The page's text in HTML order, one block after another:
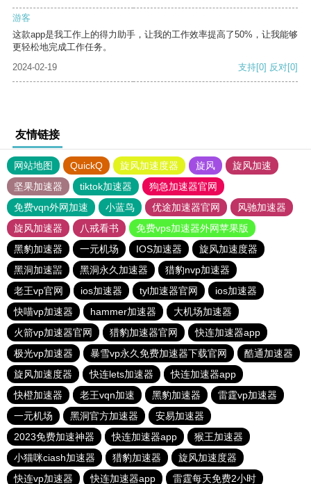
游客
这款app是我工作上的得力助手，让我的工作效率提高了50%，让我能够
更轻松地完成工作任务。
2024-02-19
支持[0] 反对[0]
友情链接
网站地图 QuickQ 旋风加速度器 旋风
旋风加速
坚果加速器
tiktok加速器
狗急加速器官网
免费vqn外网加速
小蓝鸟 优途加速器官网
风驰加速器
旋风加速器
八戒看书
免费vps加速器外网苹果版
黑豹加速器
一元机场 IOS加速器
旋风加速度器
黑洞加速噐
黑洞永久加速器
猎豹nvp加速器
老王vp官网
ios加速器 tyl加速器官网
ios加速器
快喵vp加速器
hammer加速器
大机场加速器
火箭vp加速器官网
猎豹加速器官网
快连加速器app
极光vp加速器
暴雪vp永久免费加速器下载官网
酷通加速器
旋风加速度器
快连lets加速器
快连加速器app
快橙加速器
老王vqn加速 黑豹加速器
雷霆vp加速器
一元机场
黑洞官方加速器
安易加速器
2023免费加速神器
快连加速器app
猴王加速器
小猫咪ciash加速器
猎豹加速器
旋风加速度器
快连vp加速器
快连加速器app 雷霆每天免费2小时